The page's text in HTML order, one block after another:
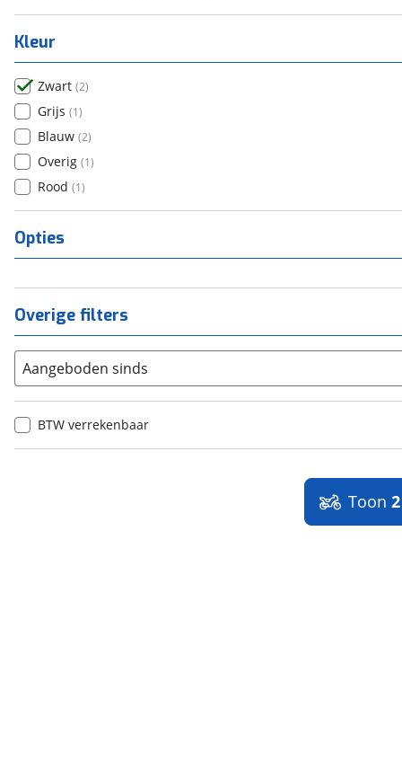
Kleur
Zwart (2)
Grijs (1)
Blauw (2)
Overig (1)
Rood (1)
Opties
Overige filters
Aangeboden sinds
BTW verrekenbaar
Toon 2